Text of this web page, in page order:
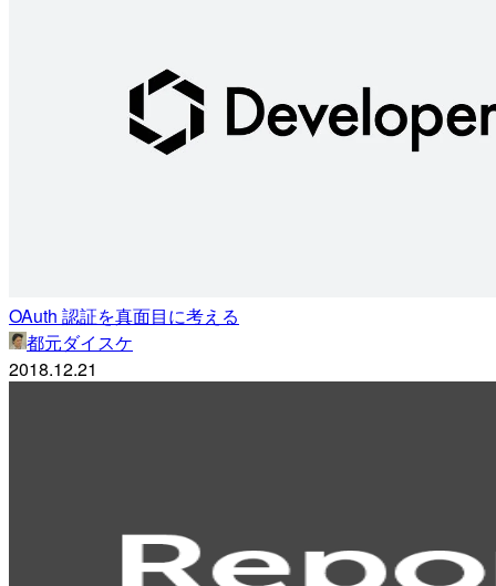
OAuth 認証を真面目に考える
都元ダイスケ
2018.12.21